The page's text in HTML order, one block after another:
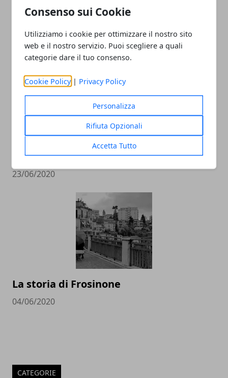
Consenso sui Cookie
Utilizziamo i cookie per ottimizzare il nostro sito
web e il nostro servizio. Puoi scegliere a quali
categorie dare il tuo consenso.
Cookie Policy | Privacy Policy
Personalizza
Rifiuta Opzionali
Accetta Tutto
Frosinone, arte e storia
25/06/2020
Cinema a Frosinone: quale scegliere?
23/06/2020
La storia di Frosinone
04/06/2020
CATEGORIE